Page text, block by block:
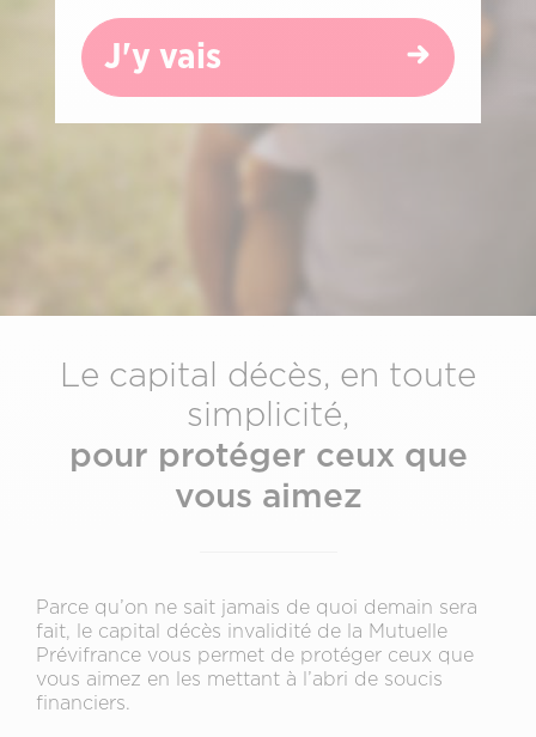
J'y vais
Le capital décès, en toute
simplicité,
pour protéger ceux que
vous aimez
Parce qu’on ne sait jamais de quoi demain sera
fait, le capital décès invalidité de la Mutuelle
Prévifrance vous permet de protéger ceux que
vous aimez en les mettant à l’abri de soucis
financiers.